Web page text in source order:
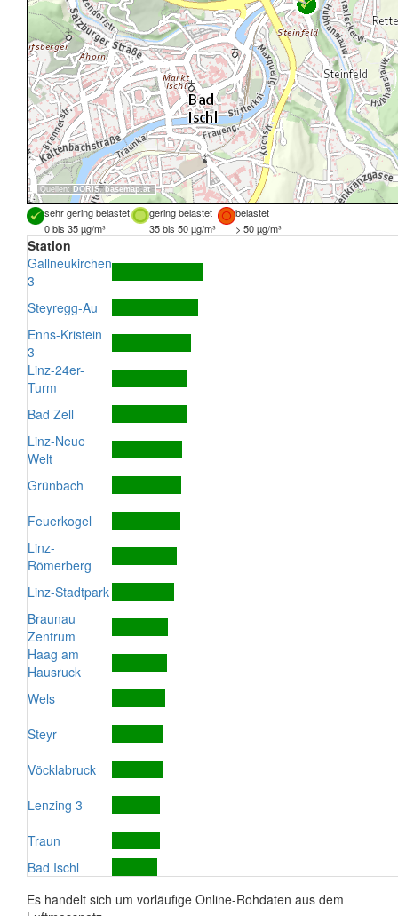
Quellen: DORIS, basemap.at
sehr gering belastet gering belastet
belastet
0 bis 35 µg/m³
35 bis 50 µg/m³ > 50 µg/m³
Station
Gallneukirchen
3
Steyregg-Au
Enns-Kristein
3
Linz-24er-
Turm
Bad Zell
Linz-Neue
Welt
Grünbach
Feuerkogel
Linz-
Römerberg
Linz-Stadtpark
Braunau
Zentrum
Haag am
Hausruck
Wels
Steyr
Vöcklabruck
Lenzing 3
Traun
Bad Ischl
Es handelt sich um vorläufige Online-Rohdaten aus dem